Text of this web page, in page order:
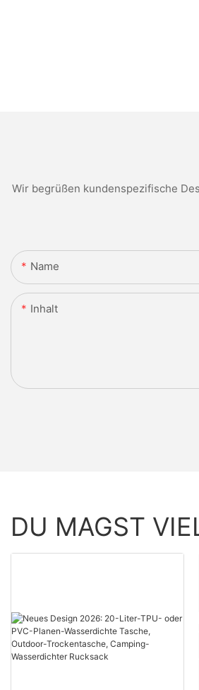
Wir begrüßen kundenspezifische
Name
Inhalt
DU MAGST